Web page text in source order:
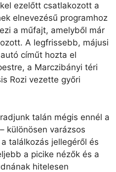
ezelőtt csatlakozott a
elnevezésű programhoz
a műfajt, amelyből már
A legfrissebb, májusi
címűt hozta el
a Marczibányi téri
Rozi vezette győri
talán mégis ennél a
különösen varázsos
találkozás jellegéről és
a picike nézők és a
hitelesen